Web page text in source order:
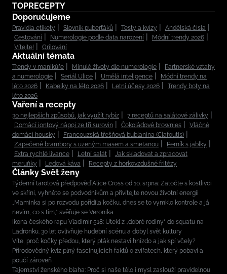
TOPRECEPTY
Doporučujeme
Pravidla etikety Slovník puberťáků Testy a kvízy
Andělská čísla
Cestování
Numerologie podle data narození
Módní trendy 2026
Vítejte!
Grilování
Aktuální témata
Trendy v manikúře Minulé životy dle numerologie
Partnerské vztahy
a numerologie
Seriál Ulice Umělá inteligence
Módní trendy na
léto 2026
Kabelky na léto 2026 Letní účesy 2026
Trendy boty na
léto 2026
Vaření a recepty
30 nejlepších způsobů, jak využít rybíz
7 receptů na salátové zálivky
Domácí iontový nápoj ze tří surovin
Čokoládové brownies
Vláčné
domácí housky
Francouzská třešňová bublanina (Clafoutis)
Zapečené brambory s uzeným masem a smetanou
Perník s jablky
Extra rychlé lívance
Letní salát
Jak skladovat a zpracovat
meruňky
Ledová káva Recepty z horkovzdušné fritézy
Články Svět ženy
Týdenní tarotová předpověď Alice Cross od 10. srpna: Zatočte s kostlivci
ve skříni, vyhněte se podvodníkům a přivítejte novou životní energii
„Maminka si po rozvodu pořídila kočku, dnes se to vymklo kontrole a já
nevím, co s tím,“ svěřuje se Veronika
Ikona českého rapu Vladimír 518: Utekl z „dobré rodiny“ do squatu na
Ladronku. 30 let ovlivňuje hudební scénu a dobyl svět kultury
Víte, proč kočky předou, který pták nestaví hnízdo a jak spí včely?
Přírodovědný kvíz plný fascinujících faktů o zvířatech, který pobaví a
poučí zároveň
Tajemství ženského blaha: Proč si naše tělo i mysl zaslouží pravidelnou